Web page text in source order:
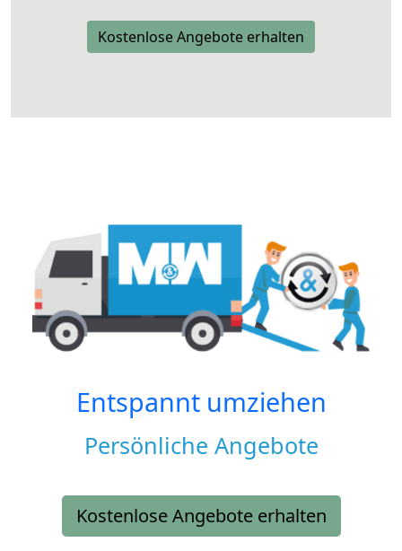
Kostenlose Angebote erhalten
Entspannt umziehen
Persönliche Angebote
Kostenlose Angebote erhalten